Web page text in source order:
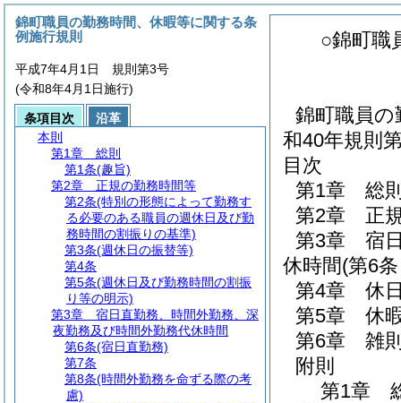
○錦町職
錦町職員の
和40年規則
目次
第1章
総
第2章
正
第3章
宿
休時間(第6
第4章
休
第5章
休
第6章
雑
附則
第1章
錦町職員の勤務時間、休暇等に関する条
例施行規則
平成7年4月1日 規則第3号
(令和8年4月1日施行)
条項目次
沿革
本則
第1章
総則
第1条(趣旨)
第2章
正規の勤務時間等
第2条(特別の形態によって勤務す
る必要のある職員の週休日及び勤
務時間の割振りの基準)
第3条(週休日の振替等)
第4条
第5条(週休日及び勤務時間の割振
り等の明示)
第3章
宿日直勤務、時間外勤務、深
夜勤務及び時間外勤務代休時間
第6条(宿日直勤務)
第7条
第8条(時間外勤務を命ずる際の考
慮)